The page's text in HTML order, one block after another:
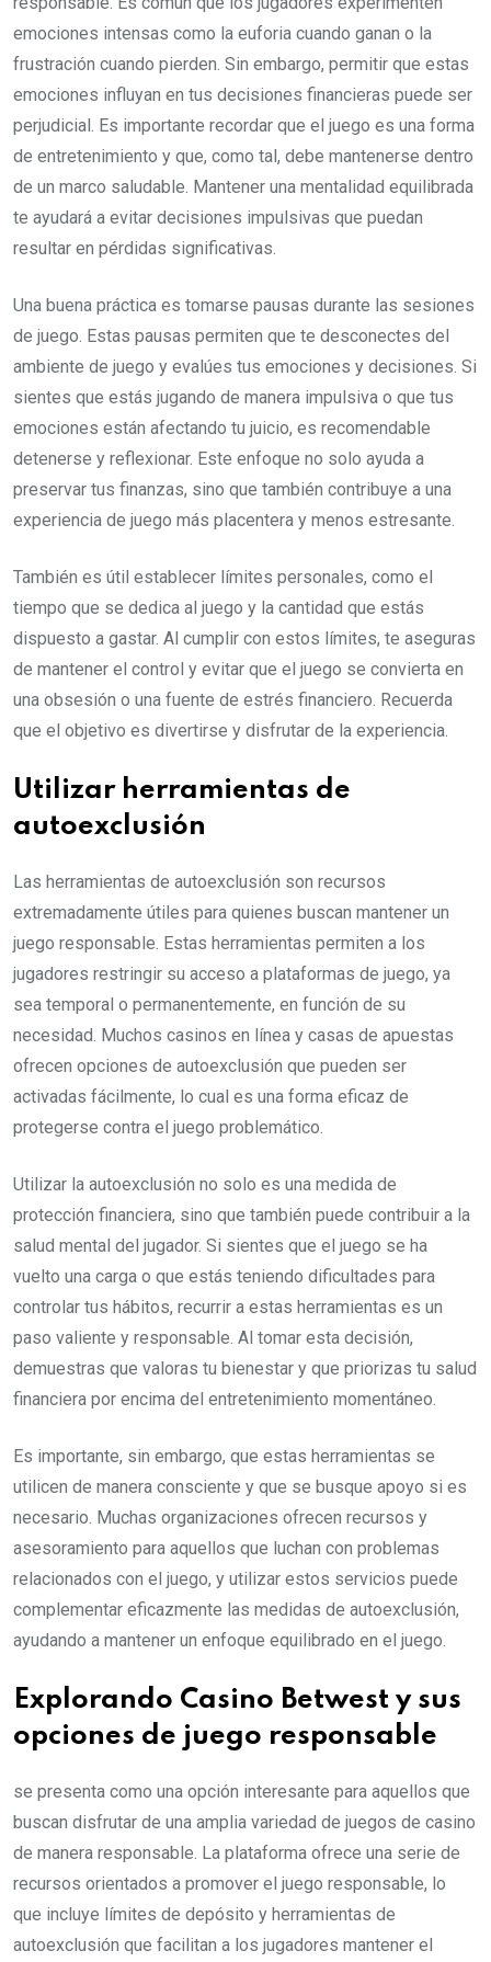
emociones intensas como la euforia cuando ganan o la
frustración cuando pierden. Sin embargo, permitir que estas
emociones influyan en tus decisiones financieras puede ser
perjudicial. Es importante recordar que el juego es una forma
de entretenimiento y que, como tal, debe mantenerse dentro
de un marco saludable. Mantener una mentalidad equilibrada
te ayudará a evitar decisiones impulsivas que puedan
resultar en pérdidas significativas.
Una buena práctica es tomarse pausas durante las sesiones
de juego. Estas pausas permiten que te desconectes del
ambiente de juego y evalúes tus emociones y decisiones. Si
sientes que estás jugando de manera impulsiva o que tus
emociones están afectando tu juicio, es recomendable
detenerse y reflexionar. Este enfoque no solo ayuda a
preservar tus finanzas, sino que también contribuye a una
experiencia de juego más placentera y menos estresante.
También es útil establecer límites personales, como el
tiempo que se dedica al juego y la cantidad que estás
dispuesto a gastar. Al cumplir con estos límites, te aseguras
de mantener el control y evitar que el juego se convierta en
una obsesión o una fuente de estrés financiero. Recuerda
que el objetivo es divertirse y disfrutar de la experiencia.
Utilizar herramientas de
autoexclusión
Las herramientas de autoexclusión son recursos
extremadamente útiles para quienes buscan mantener un
juego responsable. Estas herramientas permiten a los
jugadores restringir su acceso a plataformas de juego, ya
sea temporal o permanentemente, en función de su
necesidad. Muchos casinos en línea y casas de apuestas
ofrecen opciones de autoexclusión que pueden ser
activadas fácilmente, lo cual es una forma eficaz de
protegerse contra el juego problemático.
Utilizar la autoexclusión no solo es una medida de
protección financiera, sino que también puede contribuir a la
salud mental del jugador. Si sientes que el juego se ha
vuelto una carga o que estás teniendo dificultades para
controlar tus hábitos, recurrir a estas herramientas es un
paso valiente y responsable. Al tomar esta decisión,
demuestras que valoras tu bienestar y que priorizas tu salud
financiera por encima del entretenimiento momentáneo.
Es importante, sin embargo, que estas herramientas se
utilicen de manera consciente y que se busque apoyo si es
necesario. Muchas organizaciones ofrecen recursos y
asesoramiento para aquellos que luchan con problemas
relacionados con el juego, y utilizar estos servicios puede
complementar eficazmente las medidas de autoexclusión,
ayudando a mantener un enfoque equilibrado en el juego.
Explorando Casino Betwest y sus
opciones de juego responsable
se presenta como una opción interesante para aquellos que
buscan disfrutar de una amplia variedad de juegos de casino
de manera responsable. La plataforma ofrece una serie de
recursos orientados a promover el juego responsable, lo
que incluye límites de depósito y herramientas de
autoexclusión que facilitan a los jugadores mantener el